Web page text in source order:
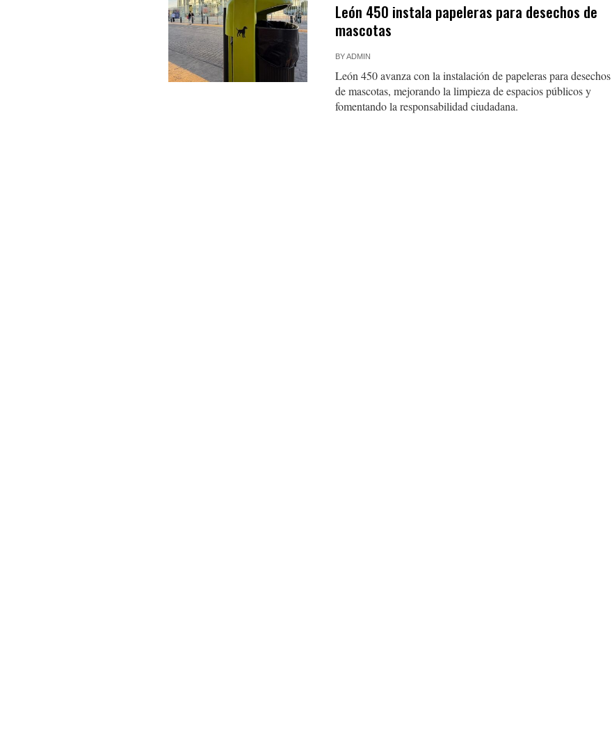
León 450 instala papeleras para desechos de
mascotas
BYADMIN
León 450 avanza con la instalación de papeleras para desechos
de mascotas, mejorando la limpieza de espacios públicos y
fomentando la responsabilidad ciudadana.